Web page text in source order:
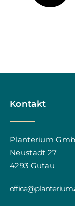
Kontakt
Planterium
Neustadt 27
4293 Gutau